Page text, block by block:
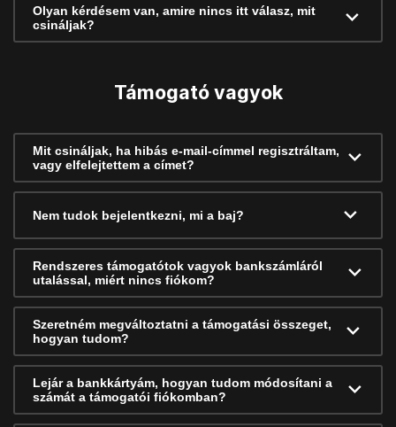
Olyan kérdésem van, amire nincs itt válasz, mit
csináljak?
Támogató vagyok
Mit csináljak, ha hibás e-mail-címmel regisztráltam,
vagy elfelejtettem a címet?
Nem tudok bejelentkezni, mi a baj?
Rendszeres támogatótok vagyok bankszámláról
utalással, miért nincs fiókom?
Szeretném megváltoztatni a támogatási összeget,
hogyan tudom?
Lejár a bankkártyám, hogyan tudom módosítani a
számát a támogatói fiókomban?